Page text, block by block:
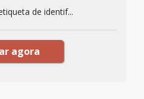
de identif...
agora